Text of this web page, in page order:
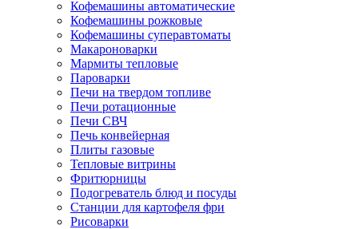
Кофемашины автоматические
Кофемашины рожковые
Кофемашины суперавтоматы
Макароноварки
Мармиты тепловые
Пароварки
Печи на твердом топливе
Печи ротационные
Печи СВЧ
Печь конвейерная
Плиты газовые
Тепловые витрины
Фритюрницы
Подогреватель блюд и посуды
Станции для картофеля фри
Рисоварки